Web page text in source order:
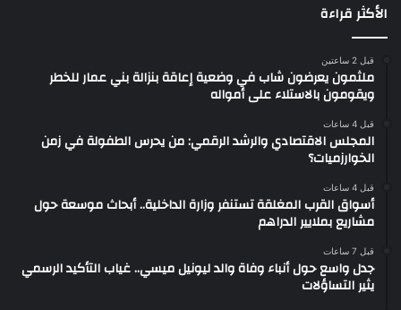
الأكثر قراءة
قبل 2 ساعتين
ملثمون يعرضون شاب في وضعية إعاقة بنزالة بني عمار للخطر
ويقومون بالاستلاء على أمواله
قبل 4 ساعات
المجلس الاقتصادي والرشد الرقمي: من يحرس الطفولة في زمن
الخوارزميات؟
قبل 4 ساعات
أسواق القرب المغلقة تستنفر وزارة الداخلية.. أبحاث موسعة حول
مشاريع بملايير الدراهم
قبل 7 ساعات
جدل واسع حول أنباء وفاة والد ليونيل ميسي.. غياب التأكيد الرسمي
يثير التساؤلات